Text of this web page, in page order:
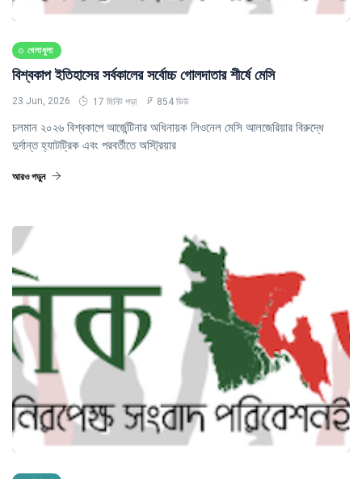
খেলাধুলা
বিশ্বকাপ ইতিহাসের সর্বকালের সর্বোচ্চ গোলদাতার শীর্ষে মেসি
23 Jun, 2026 17 মিনিট পড়া 854 ভিউ
চলমান ২০২৬ বিশ্বকাপে আর্জেন্টিনার অধিনায়ক লিওনেল মেসি আলজেরিয়ার বিরুদ্ধে
দুর্দান্ত হ্যাটট্রিক এবং পরবর্তীতে অস্ট্রিয়ার
আরও পড়ুন